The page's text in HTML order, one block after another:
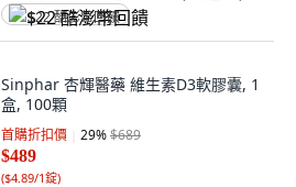
$22 酷澎幣回饋
Sinphar 杏輝醫藥 維生素D3軟膠囊, 1
盒, 100顆
首購折扣價 29%$689
$489
($4.89/1錠)